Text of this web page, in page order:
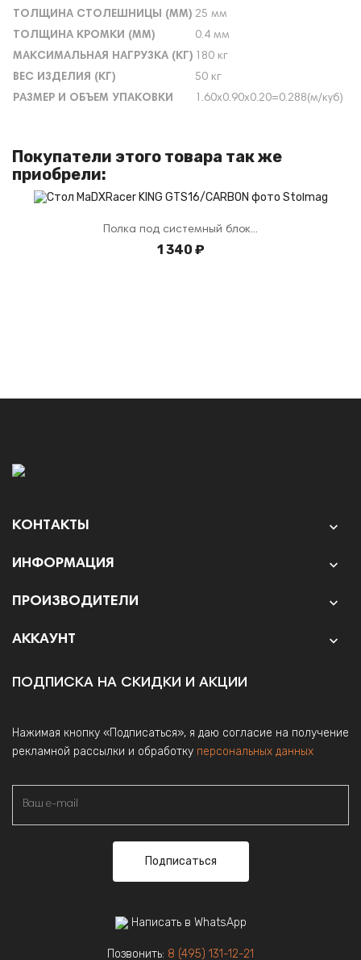
ТОЛЩИНА СТОЛЕШНИЦЫ (ММ) 25 мм
ТОЛЩИНА КРОМКИ (ММ)
0.4 мм
МАКСИМАЛЬНАЯ НАГРУЗКА (КГ) 180 кг
ВЕС ИЗДЕЛИЯ (КГ)
50 кг
РАЗМЕР И ОБЪЕМ УПАКОВКИ
1.60х0.90х0.20=0.288(м/куб)
Покупатели этого товара так же
приобрели:
Полка под системный блок...
1 340 ₽
КОНТАКТЫ 
ИНФОРМАЦИЯ 
ПРОИЗВОДИТЕЛИ 
АККАУНТ 
ПОДПИСКА НА СКИДКИ И АКЦИИ
Нажимая кнопку «Подписаться», я даю согласие на получение
рекламной рассылки и обработку персональных данных
Подписаться
Написать в WhatsApp
Позвонить: 8 (495) 131-12-21